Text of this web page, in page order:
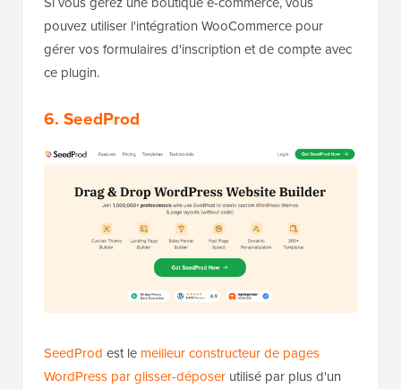
pouvez utiliser l'intégration WooCommerce pour
gérer vos formulaires d'inscription et de compte avec
ce plugin.
6. SeedProd
SeedProd est le meilleur constructeur de pages
WordPress par glisser-déposer utilisé par plus d'un